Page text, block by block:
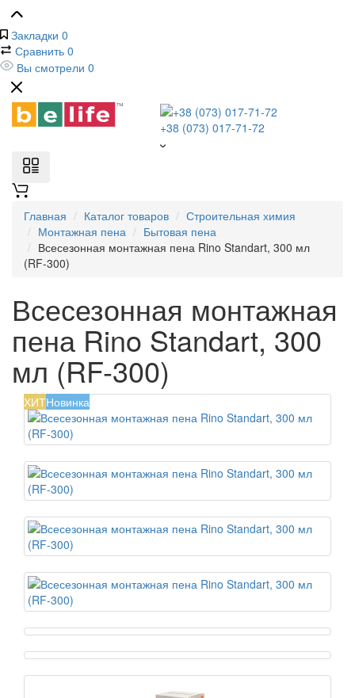
Закладки 0
Сравнить 0
Вы смотрели 0
+38 (073) 017-71-72
Главная Каталог товаров
Строительная химия
Монтажная пена
Бытовая пена
Всесезонная монтажная пена Rino Standart, 300 мл
(RF-300)
Всесезонная монтажная
пена Rino Standart, 300
мл (RF-300)
ХИТНовинка